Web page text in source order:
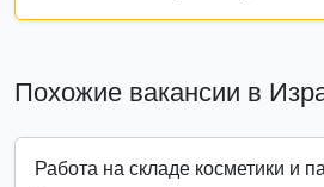
Похожие вакансии в
Работа на складе косметики и